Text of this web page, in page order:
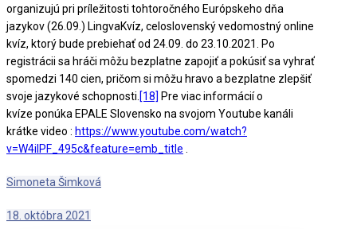
organizujú pri príležitosti tohtoročného Európskeho dňa
jazykov (26.09.) LingvaKvíz, celoslovenský vedomostný online
kvíz, ktorý bude prebiehať od 24.09. do 23.10.2021. Po
registrácii sa hráči môžu bezplatne zapojiť a pokúsiť sa vyhrať
spomedzi 140 cien, pričom si môžu hravo a bezplatne zlepšiť
svoje jazykové schopnosti. [18] Pre viac informácií o
kvíze ponúka EPALE Slovensko na svojom Youtube kanáli
krátke video : https://www.youtube.com/watch?
v=W4ilPF_495c&feature=emb_title
Simoneta Šimková
18. októbra 2021